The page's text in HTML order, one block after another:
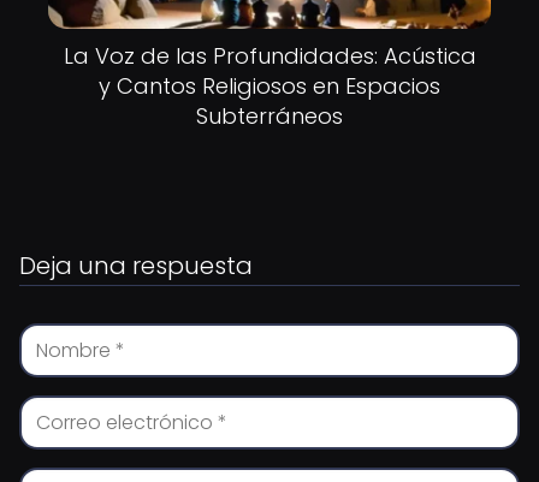
La Voz de las Profundidades: Acústica
y Cantos Religiosos en Espacios
Subterráneos
Deja una respuesta